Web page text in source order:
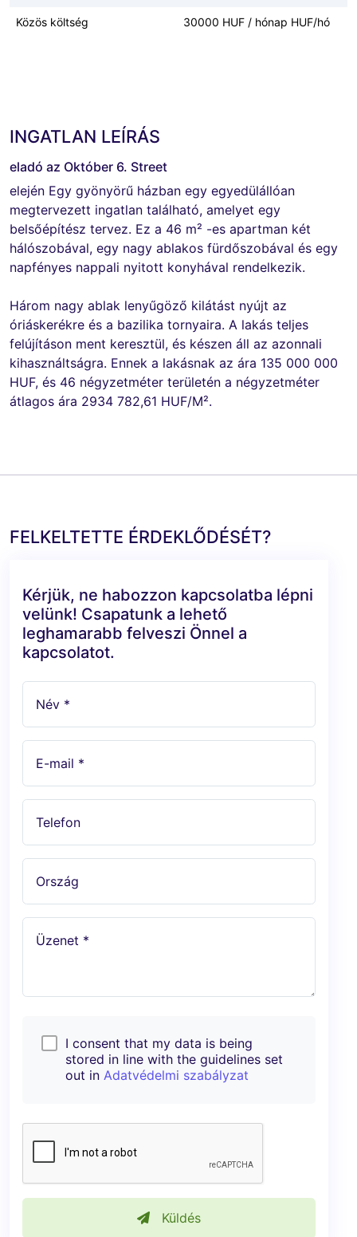
Közös költség 30000 HUF / hónap HUF/hó
INGATLAN LEÍRÁS
eladó az Október 6. Street
elején Egy gyönyörű házban egy egyedülállóan
megtervezett ingatlan található, amelyet egy
belsőépítész tervez. Ez a 46 m² -es apartman két
hálószobával, egy nagy ablakos fürdőszobával és egy
napfényes nappali nyitott konyhával rendelkezik.
Három nagy ablak lenyűgöző kilátást nyújt az
óriáskerékre és a bazilika tornyaira. A lakás teljes
felújításon ment keresztül, és készen áll az azonnali
kihasználtságra. Ennek a lakásnak az ára 135 000 000
HUF, és 46 négyzetméter területén a négyzetméter
átlagos ára 2934 782,61 HUF/M².
FELKELTETTE ÉRDEKLŐDÉSÉT?
Kérjük, ne habozzon kapcsolatba lépni
velünk! Csapatunk a lehető
leghamarabb felveszi Önnel a
kapcsolatot.
Név *
E-mail *
Telefon
Ország
Üzenet *
I consent that my data is being
stored in line with the guidelines set
out in Adatvédelmi szabályzat
Küldés